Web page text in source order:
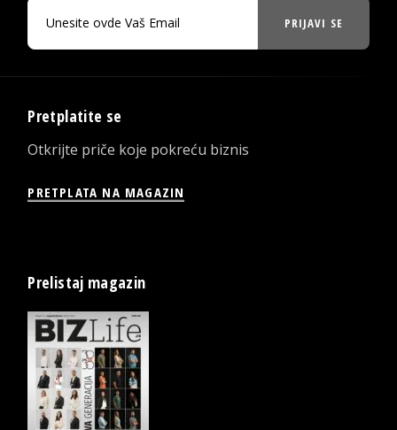
PRIJAVI SE
Pretplatite se
Otkrijte priče koje pokreću biznis
PRETPLATA NA MAGAZIN
Prelistaj magazin